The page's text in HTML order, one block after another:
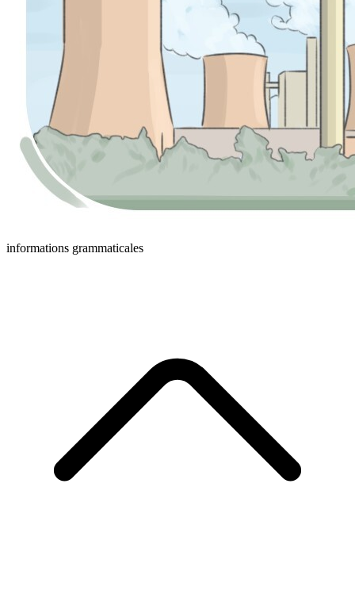
informations grammaticales